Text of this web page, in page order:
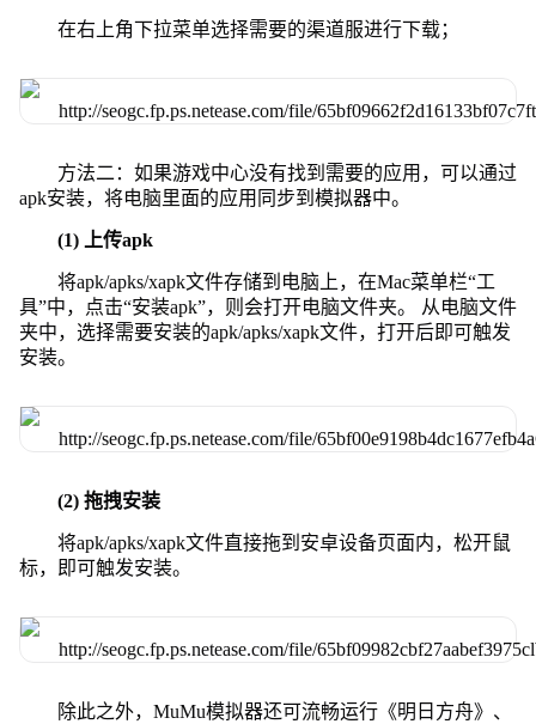
在右上角下拉菜单选择需要的渠道服进行下载；
方法二：如果游戏中心没有找到需要的应用，可以通过
apk安装，将电脑里面的应用同步到模拟器中。
(1) 上传apk
将apk/apks/xapk文件存储到电脑上，在Mac菜单栏“工
具”中，点击“安装apk”，则会打开电脑文件夹。 从电脑文件
夹中，选择需要安装的apk/apks/xapk文件，打开后即可触发
安装。
(2) 拖拽安装
将apk/apks/xapk文件直接拖到安卓设备页面内，松开鼠
标，即可触发安装。
除此之外，MuMu模拟器还可流畅运行《明日方舟》、